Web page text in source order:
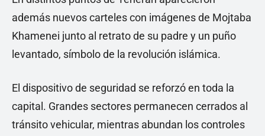
además nuevos carteles con imágenes de Mojtaba
Khamenei junto al retrato de su padre y un puño
levantado, símbolo de la revolución islámica.
El dispositivo de seguridad se reforzó en toda la
capital. Grandes sectores permanecen cerrados al
tránsito vehicular, mientras abundan los controles